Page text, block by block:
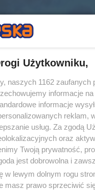
Użytkowniku,
naszych 1162 zaufanych
informacje
informacje
reklam,
usług. Za zgodą
oraz
Twoją prywatność,
jest dobrowolna i
w lewym dolnym rogu
masz prawo sprzeciwić